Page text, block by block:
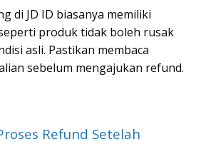
di JD ID biasanya memiliki
produk tidak boleh rusak
asli. Pastikan membaca
sebelum mengajukan refund.
Refund Setelah